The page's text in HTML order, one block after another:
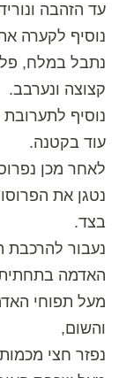
עד הזהבה
נוסיף לקערה
נתבל במלח,
קצוצה ונערבב.
נוסיף
עוד בקטנה.
לאחר מכן
נטגן את
בצד.
נעבור להרכבת
האדמה
מעל תפוחי
והשום,
נפזר חצי